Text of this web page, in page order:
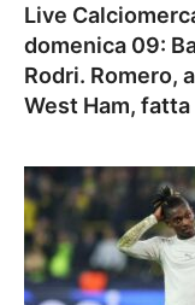
Live
domenica 09:
Rodri. Romero,
West Ham,